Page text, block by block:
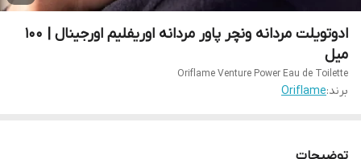
ادوتویلت مردانه ونچر پاور مردانه اوریفلیم اورجینال | 100
میل
Oriflame Venture Power Eau de Toilette
برند:Oriflame
توضیحات